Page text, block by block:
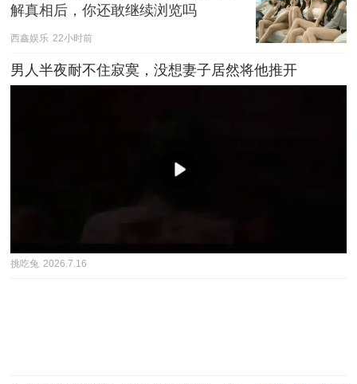
解真相后，你还敢继续浏览吗
西鑫娱乐 22小时前
男人半夜耐不住寂寞，没想妻子居然将他推开
挑吃兔 2026.7.16